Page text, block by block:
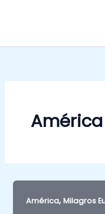
América
América,Milagros